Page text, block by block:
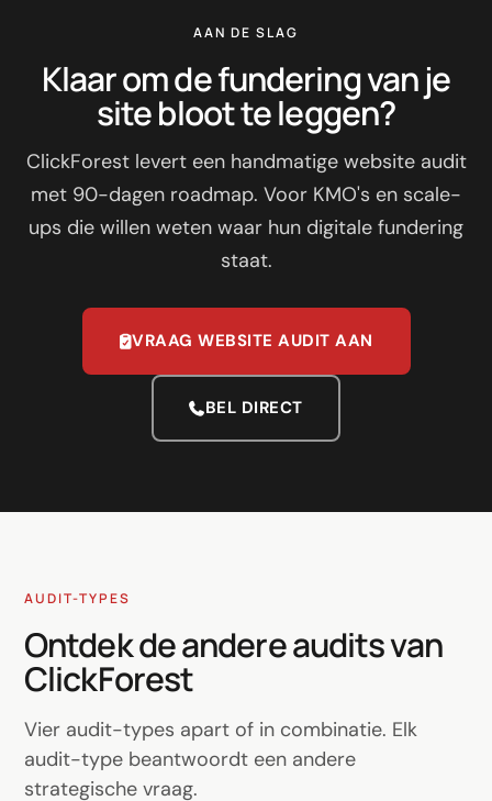
AAN DE SLAG
Klaar om de fundering van je
site bloot te leggen?
ClickForest levert een handmatige website audit
met 90-dagen roadmap. Voor KMO's en scale-
ups die willen weten waar hun digitale fundering
staat.
VRAAG WEBSITE AUDIT AAN
BEL DIRECT
AUDIT-TYPES
Ontdek de andere audits van
ClickForest
Vier audit-types apart of in combinatie. Elk
audit-type beantwoordt een andere
strategische vraag.